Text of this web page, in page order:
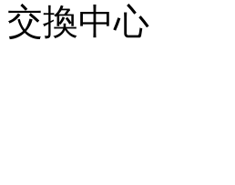
交換中心